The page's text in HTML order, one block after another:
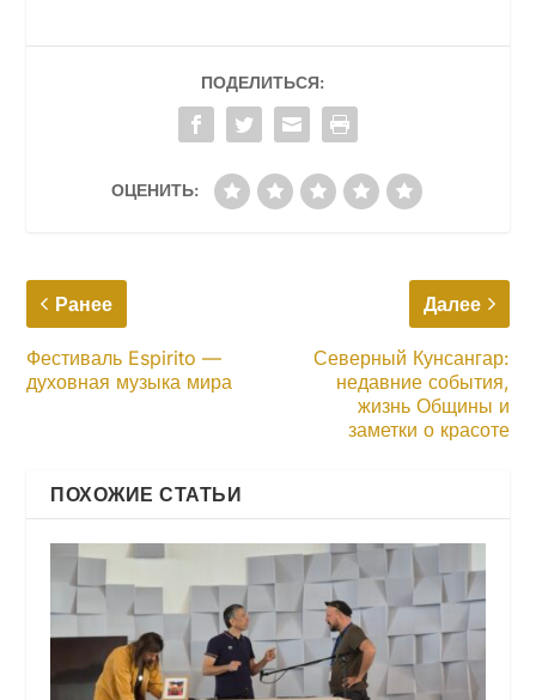
ПОДЕЛИТЬСЯ:
ОЦЕНИТЬ:
Ранее
Фестиваль Espirito —
духовная музыка мира
Далее
Северный Кунсангар:
недавние события,
жизнь Общины и
заметки о красоте
ПОХОЖИЕ СТАТЬИ